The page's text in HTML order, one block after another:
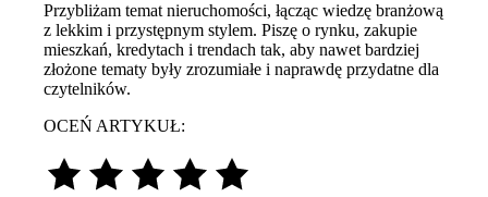
Przybliżam temat nieruchomości, łącząc wiedzę branżową
z lekkim i przystępnym stylem. Piszę o rynku, zakupie
mieszkań, kredytach i trendach tak, aby nawet bardziej
złożone tematy były zrozumiałe i naprawdę przydatne dla
czytelników.
OCEŃ ARTYKUŁ: